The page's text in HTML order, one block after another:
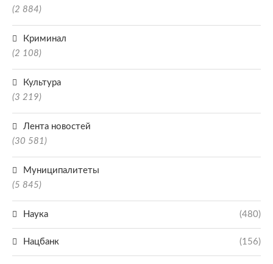
(2 884)
Криминал
(2 108)
Культура
(3 219)
Лента новостей
(30 581)
Муниципалитеты
(5 845)
Наука (480)
Нацбанк (156)